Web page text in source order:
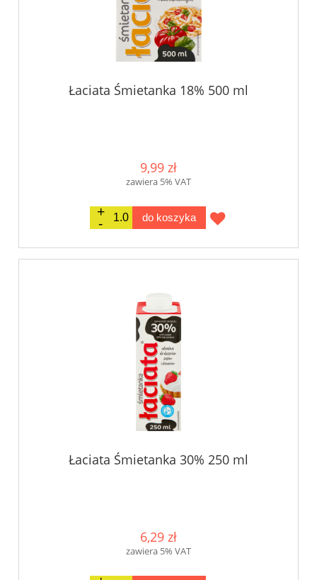
Łaciata Śmietanka 18% 500 ml
9,99 zł
zawiera 5% VAT
do koszyka
Łaciata Śmietanka 30% 250 ml
6,29 zł
zawiera 5% VAT